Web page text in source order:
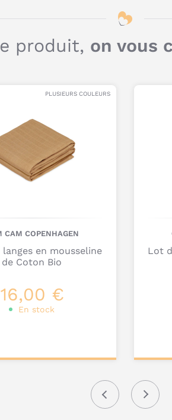
produit, on vous
PLUSIEURS COULEURS
CAM COPENHAGEN
en mousseline
de Coton Bio
16,00 €
En stock
Lot
PrécédentSuivant